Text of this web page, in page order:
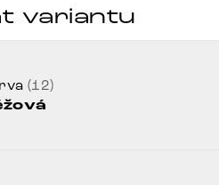
variantu
(12)